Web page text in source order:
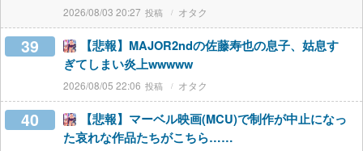
2026/08/03 20:27 オタク
39
【悲報】MAJOR2ndの佐藤寿也の息子、姑息す
ぎてしまい炎上wwwww
2026/08/05 22:06 オタク
40
【悲報】マーベル映画(MCU)で制作が中止になっ
た哀れな作品たちがこちら……